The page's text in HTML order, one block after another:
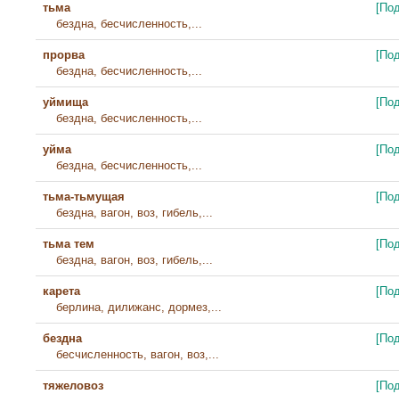
тьма
бездна, бесчисленность,...
прорва
бездна, бесчисленность,...
уймища
бездна, бесчисленность,...
уйма
бездна, бесчисленность,...
тьма-тьмущая
бездна, вагон, воз, гибель,...
тьма тем
бездна, вагон, воз, гибель,...
карета
берлина, дилижанс, дормез,...
бездна
бесчисленность, вагон, воз,...
тяжеловоз